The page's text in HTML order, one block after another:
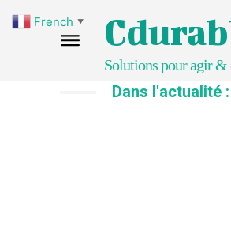
Solutions pour agir &
Dans l'actualité :
French ▼